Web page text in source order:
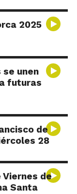
2025
unen
futuras
de
28
Viernes de
Santa